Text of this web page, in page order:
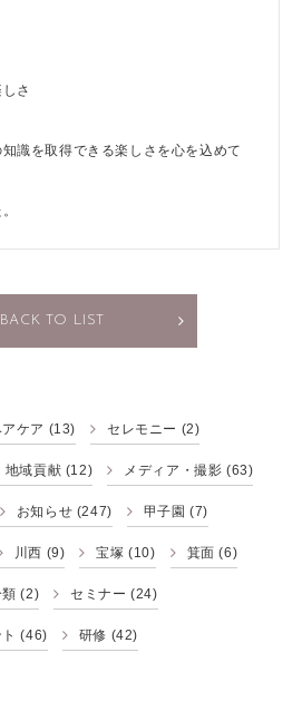
さ
識を取得できる楽しさを心を込めて
BACK TO LIST
ケア (13) セレモニー (2)
地域貢献 (12) メディア・撮影 (63)
お知らせ (247) 甲子園 (7)
川西 (9) 宝塚 (10) 箕面 (6)
(2) セミナー (24)
(46) 研修 (42)